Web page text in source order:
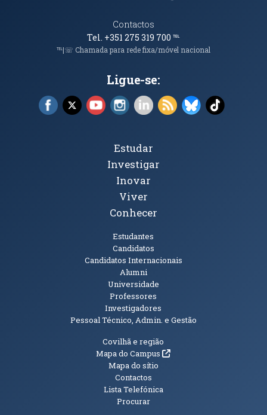
Contactos
Tel. +351 275 319 700℡
℡|☏ Chamada para rede fixa/móvel nacional
Ligue-se:
Facebook (abre em nova janela)
X (abre em nova janela)
YouTube (abre em nova janela)
Instagram (abre em nova janela)
LinkedIn (abre em nova
RSS (abre em nova
Bluesky (abre
TikTok
Tópicos Principais
Estudar
Investigar
Inovar
Viver
Conhecer
Estudantes
Candidatos
Candidatos Internacionais
Alumni
Universidade
Professores
Investigadores
Pessoal Técnico, Admin. e Gestão
Informações Adicionais
Covilhã e região
Mapa do Campus(abre em nova janela)
Mapa do sítio
Contactos
Lista Telefónica
Procurar